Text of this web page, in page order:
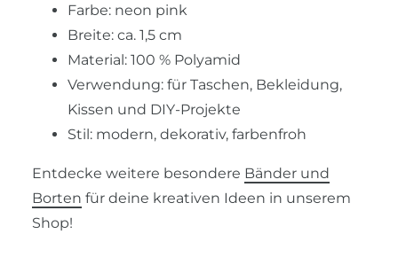
Farbe: neon pink
Breite: ca. 1,5 cm
Material: 100 % Polyamid
Verwendung: für Taschen, Bekleidung,
Kissen und DIY-Projekte
Stil: modern, dekorativ, farbenfroh
Entdecke weitere besondere Bänder und
Borten für deine kreativen Ideen in unserem
Shop!